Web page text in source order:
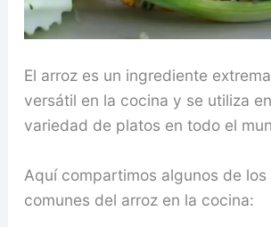
El arroz es un ingrediente
versátil en la cocina y se utiliza
variedad de platos en todo el
Aquí compartimos algunos de los
comunes del arroz en la cocina: